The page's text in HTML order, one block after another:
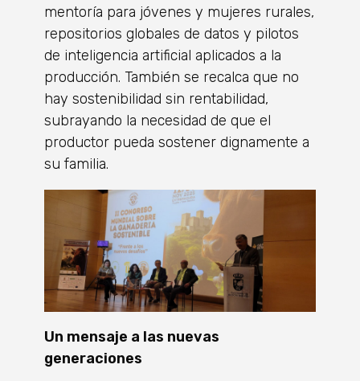
mentoría para jóvenes y mujeres rurales,
repositorios globales de datos y pilotos
de inteligencia artificial aplicados a la
producción. También se recalca que no
hay sostenibilidad sin rentabilidad,
subrayando la necesidad de que el
productor pueda sostener dignamente a
su familia.
Un mensaje a las nuevas
generaciones